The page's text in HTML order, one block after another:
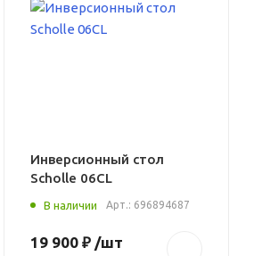
Инверсионный стол
Scholle 06CL
В наличии Арт.: 696894687
19 900 ₽/шт